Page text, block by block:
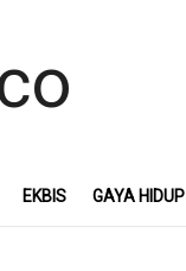
EKBIS GAYA HIDUP